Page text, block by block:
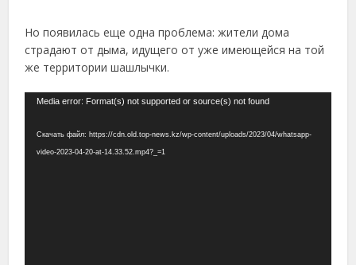
Но появилась еще одна проблема: жители дома
страдают от дыма, идущего от уже имеющейся на той
же территории шашлычки.
Видеоплеер
Media error: Format(s) not supported or source(s) not found
Скачать файл: https://cdn.old.top-news.kz/wp-content/uploads/2023/04/whatsapp-
video-2023-04-20-at-14.33.52.mp4?_=1